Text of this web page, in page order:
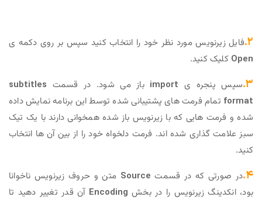
۲. فایل زیرنویس مورد نظر خود را انتخاب کنید سپس بر روی دکمه ی
Open کلیک کنید.
۳. سپس پنجره ی import باز می شود. در قسمت subtitles
format تمام فرمت های پشتیبانی شده توسط این برنامه نمایش داده
شده و فرمت هایی که با زیرنویس باز شده همخوانی دارند با یک تیک
سبز علامت گذاری شده اند. فرمت دلخواه خود را از بین آن ها انتخاب
کنید.
۴. در صورتی که در قسمت Source متن و حروف زیرنویس ناخوانا
بود، انکدینگ زیرنویس را در بخش Encoding آن قدر تغییر دهید تا